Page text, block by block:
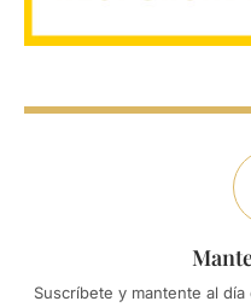
Suscríbete y mantente al